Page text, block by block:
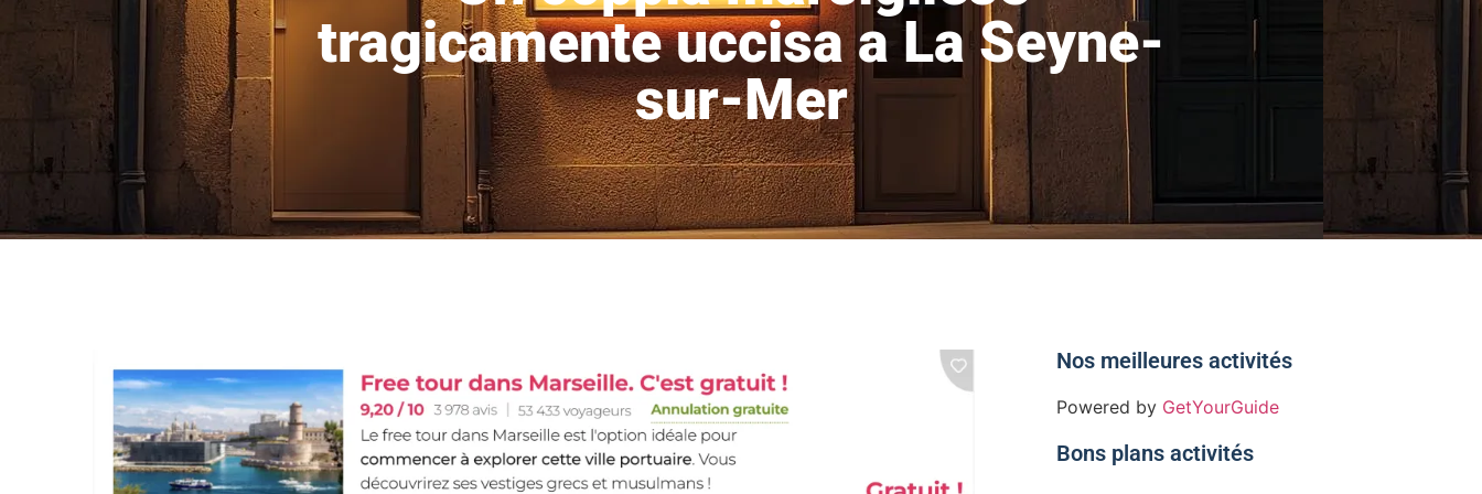
tragicamente uccisa a La Seyne-
sur-Mer
Nos meilleures activités
Powered by GetYourGuide
Bons plans activités